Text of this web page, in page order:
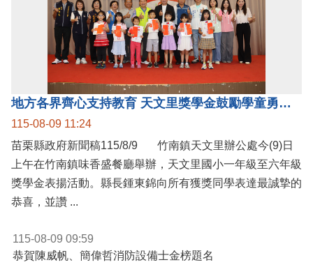
地方各界齊心支持教育 天文里獎學金鼓勵學童勇敢追夢
115-08-09 11:24
苗栗縣政府新聞稿115/8/9 竹南鎮天文里辦公處今(9)日
上午在竹南鎮味香盛餐廳舉辦，天文里國小一年級至六年級
獎學金表揚活動。縣長鍾東錦向所有獲獎同學表達最誠摯的
恭喜，並讚 ...
115-08-09 09:59
恭賀陳威帆、簡偉哲消防設備士金榜題名